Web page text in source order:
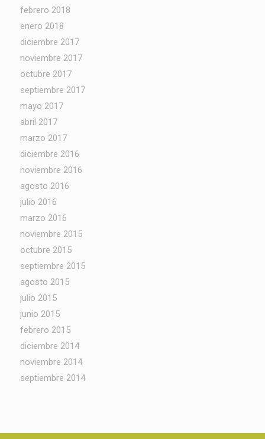
febrero 2018
enero 2018
diciembre 2017
noviembre 2017
octubre 2017
septiembre 2017
mayo 2017
abril 2017
marzo 2017
diciembre 2016
noviembre 2016
agosto 2016
julio 2016
marzo 2016
noviembre 2015
octubre 2015
septiembre 2015
agosto 2015
julio 2015
junio 2015
febrero 2015
diciembre 2014
noviembre 2014
septiembre 2014